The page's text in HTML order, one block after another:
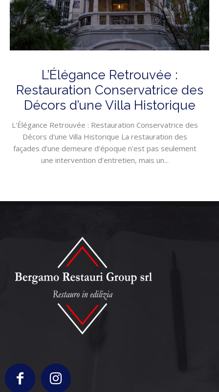
L’Élégance Retrouvée :
Restauration Conservatrice des
Décors d’une Villa Historique
L'Élégance Retrouvée : Restauration Conservatrice des
Décors d'une Villa Historique La restauration des
façades d’une demeure d’époque n'est pas seulement
une intervention d’entretien, mais un...